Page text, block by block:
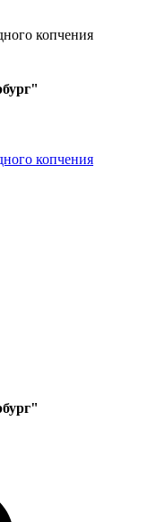
копчения
"
копчения
"